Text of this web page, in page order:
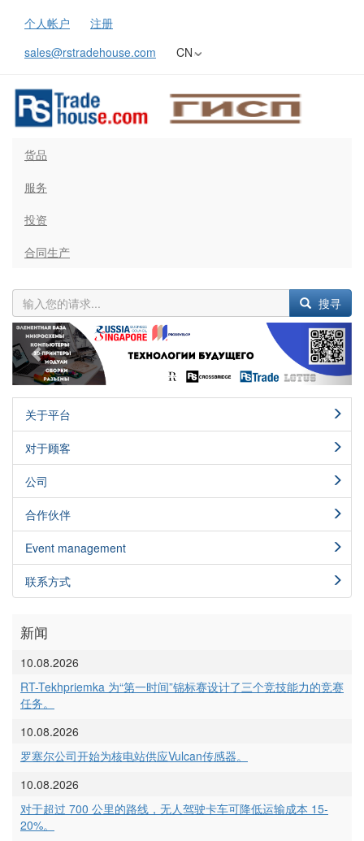
个人帐户
注册
sales@rstradehouse.com
CN
货品
服务
投资
合同生产
搜寻
Previous Next
关于平台
对于顾客
公司
合作伙伴
Event management
联系方式
新闻
10.08.2026
RT-Tekhpriemka 为“第一时间”锦标赛设计了三个竞技能力的竞赛
任务。
10.08.2026
罗塞尔公司开始为核电站供应Vulcan传感器。
10.08.2026
对于超过 700 公里的路线，无人驾驶卡车可降低运输成本 15-
20%。